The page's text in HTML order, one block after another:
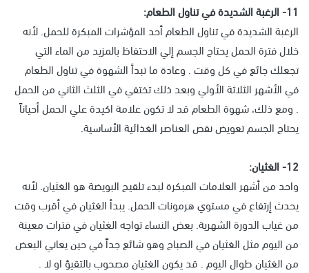
11- الرغبة الشديدة في تناول الطعام:
الرغبة الشديدة في تناول الطعام أحد المؤشرات المبكرة للحمل. لأنه
خلال فترة الحمل يحتاج الجسم إلي الاحتفاظ بالمزيد من الماء التي
تجعلك جائع في كل وقت . وعادة ما تبدأ الشهوة في تناول الطعام
في الأشهر الثلاثة الأولي وبعد ذلك تختفي في الثلث الثاني من الحمل
. ومع ذلك، شهوة الطعام قد لا تكون علامة اكيدة علي الحمل أحياناً
يحتاج الجسم تعويض نقص العناصر الغذائية الأساسية.
12- الغثيان:
واحد من أشهر العلامات المبكرة لبدء تلقيح البويضة هو الغثيان. لأنه
يحدث إرتفاع في مستوي هرمونات الحمل. يبدأ الغثيان في أقرب وقت
من غياب الدورة الشهرية. بعض النساء تواجه الغثيان في فترات معينة
من اليوم مثل الغثيان في الصباح وهو شائع جداً في حين يعاني البعض
من الغثيان طوال اليوم . قد يكون الغثيان مصحوب بالتقيؤ او لا .